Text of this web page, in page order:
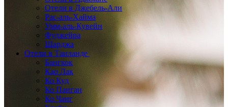
Отели в Джебель-Али
Рас-аль-Хайма
Умм-аль-Кувейн
Фуджейра
Шарджа
Отели в Таиланде
Бангкок
Као Лак
Ко Куд
Ко Панган
Ко Чанг